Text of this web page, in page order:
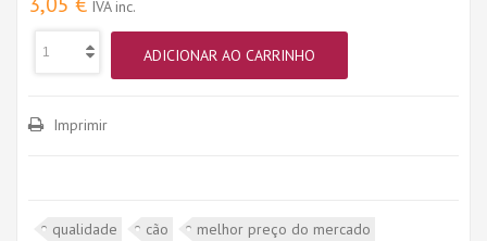
IVA inc.
ADICIONAR AO CARRINHO
Imprimir
qualidade cão
melhor preço do mercado